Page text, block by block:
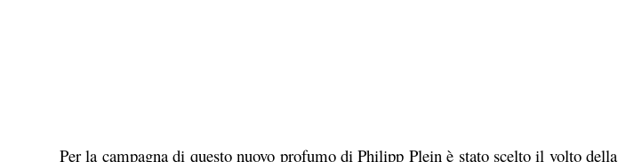
Per la campagna di questo nuovo profumo di Philipp Plein è stato scelto il volto della